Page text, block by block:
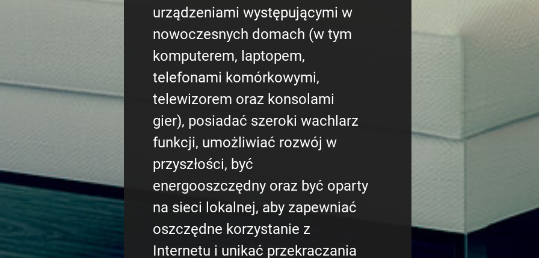
urządzeniami występującymi w
nowoczesnych domach (w tym
komputerem, laptopem,
telefonami komórkowymi,
telewizorem oraz konsolami
gier), posiadać szeroki wachlarz
funkcji, umożliwiać rozwój w
przyszłości, być
energooszczędny oraz być oparty
na sieci lokalnej, aby zapewniać
oszczędne korzystanie z
Internetu i unikać przekraczania